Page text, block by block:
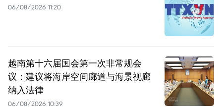
06/08/2026 11:20
越南第十六届国会第一次非常规会
议：建议将海岸空间廊道与海景视廊
纳入法律
06/08/2026 10:39